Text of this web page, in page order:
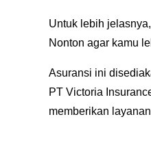
Untuk lebih
Nonton agar kamu
Asuransi ini
PT Victoria
memberikan